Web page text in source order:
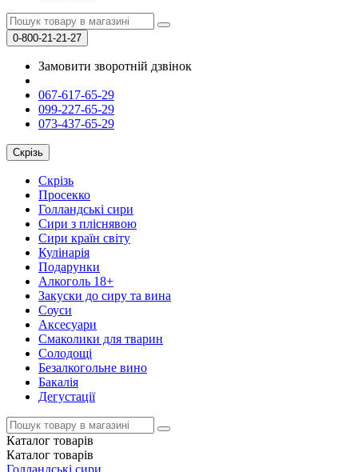
0-800-21-21-27
Замовити зворотній дзвінок
067-617-65-29
099-227-65-29
073-437-65-29
Скрізь
Скрізь
Просекко
Голландські сири
Сири з пліснявою
Сири країн світу
Кулінарія
Подарунки
Алкоголь 18+
Закуски до сиру та вина
Соуси
Аксесуари
Смаколики для тварин
Солодощі
Безалкогольне вино
Бакалія
Дегустації
Каталог товарів
Каталог товарів
Голландські сири